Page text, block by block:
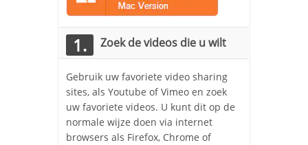
1. Zoek de videos die u wilt
Gebruik uw favoriete video sharing
sites, als Youtube of Vimeo en zoek
uw favoriete videos. U kunt dit op de
normale wijze doen via internet
browsers als Firefox, Chrome of